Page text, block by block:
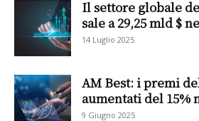
Il settore globale
sale a 29,25 mld $
14 Luglio 2025
AM Best: i premi
aumentati del 15%
9 Giugno 2025